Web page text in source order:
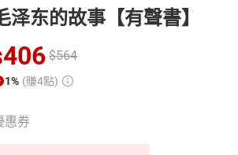
泽东的故事【有聲書】
406 $564
1% (賺4點)
惠券